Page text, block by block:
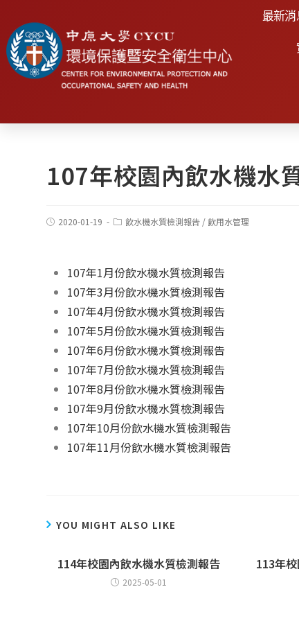
最新消
107年校園內飲水機水
2020-01-19 飲水機水質檢測報告 /飲用水管理
107年1月份飲水機水質檢測報告
107年3月份飲水機水質檢測報告
107年4月份飲水機水質檢測報告
107年5月份飲水機水質檢測報告
107年6月份飲水機水質檢測報告
107年7月份飲水機水質檢測報告
107年8月份飲水機水質檢測報告
107年9月份飲水機水質檢測報告
107年10月份飲水機水質檢測報告
107年11月份飲水機水質檢測報告
YOU MIGHT ALSO LIKE
114年校園內飲水機水質檢測報告
2025-05-01
113年